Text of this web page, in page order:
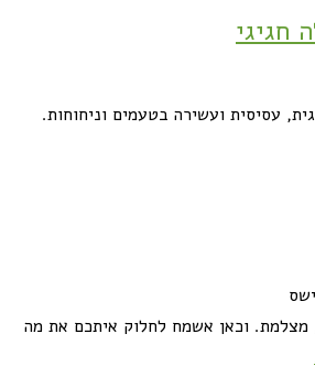
חגיגי
עסיסית ועשירה בטעמים וניחוחות.
וכאן אשמח לחלוק איתכם את מה